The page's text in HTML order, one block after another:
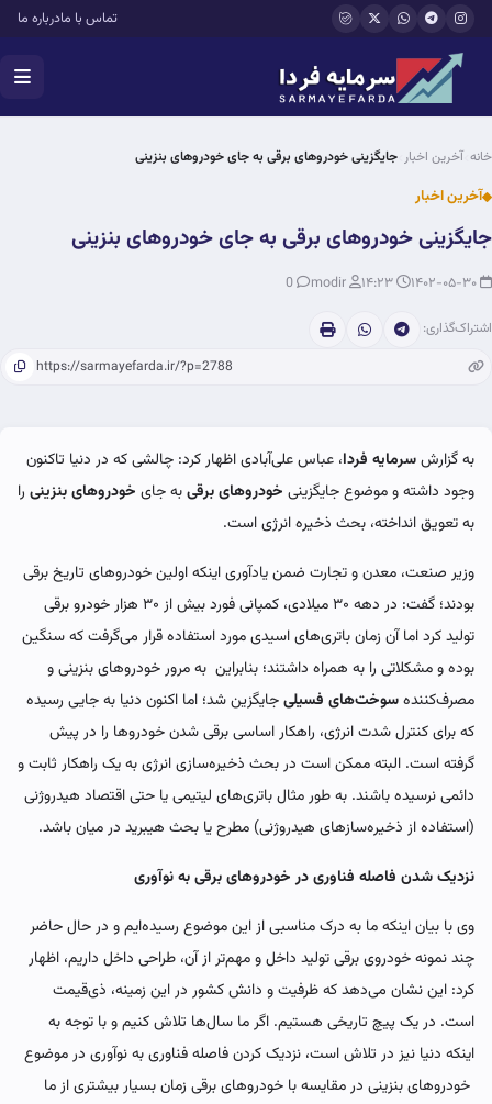
رفتن به محتوای اصلی تماس با مادرباره ما
خانه آخرین اخبار جایگزینی خودروهای برقی به جای خودروهای بنزینی
آخرین اخبار
جایگزینی خودروهای برقی به جای خودروهای بنزینی
اشتراک‌گذاری:
به گزارشسرمایه فردا، عباس علی‌آبادی اظهار کرد: چالشی که در دنیا تاکنون
وجود داشته و موضوع جایگزینی خودروهای برقیبه جای خودروهای بنزینی را
به تعویق انداخته، بحث ذخیره‌ انرژی است.
وزیر صنعت، معدن و تجارت ضمن یادآوری اینکه اولین خودروهای تاریخ برقی
بودند؛ گفت: در دهه ۳۰ میلادی، کمپانی فورد بیش از ۳۰ هزار خودرو برقی
تولید کرد اما آن زمان باتری‌های اسیدی مورد استفاده قرار می‌گرفت که سنگین
بوده و مشکلاتی را به همراه داشتند؛ بنابراین به‌ مرور خودروهای بنزینی و
مصرف‌کنندهسوخت‌های فسیلیجایگزین شد؛ اما اکنون دنیا به جایی رسیده
که برای کنترل شدت انرژی، راهکار اساسی برقی شدن خودروها را در پیش
گرفته است. البته ممکن است در بحث ذخیره‌سازی انرژی به یک راهکار ثابت و
دائمی نرسیده باشند. به طور مثال باتری‌های لیتیمی یا حتی اقتصاد هیدروژنی
(استفاده از ذخیره‌سازهای هیدروژنی) مطرح یا بحث هیبرید در میان باشد.
نزدیک شدن فاصله فناوری در خودروهای برقی به نوآوری
وی با بیان اینکه ما به درک مناسبی از این موضوع رسیده‌ایم و در حال حاضر
چند نمونه خودروی برقی تولید داخل و مهم‌تر از آن، طراحی داخل داریم، اظهار
کرد: این نشان می‌دهد که ظرفیت و دانش کشور در این زمینه، ذی‌قیمت
است. در یک پیچ تاریخی هستیم. اگر ما سال‌ها تلاش کنیم و با توجه به
اینکه دنیا نیز در تلاش است، نزدیک کردن فاصله فناوری به نوآوری در موضوع
خودروهای بنزینی در مقایسه با خودروهای برقی زمان بسیار بیشتری از ما